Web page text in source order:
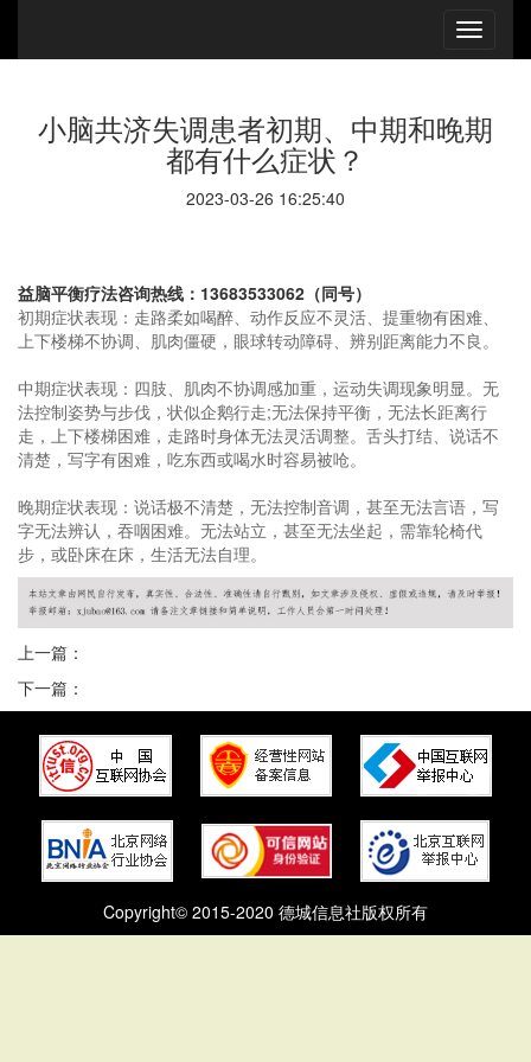
小脑共济失调患者初期、中期和晚期
都有什么症状？
2023-03-26 16:25:40
益脑平衡疗法咨询热线：13683533062（同号）
初期症状表现：走路柔如喝醉、动作反应不灵活、提重物有困难、
上下楼梯不协调、肌肉僵硬，眼球转动障碍、辨别距离能力不良。
中期症状表现：四肢、肌肉不协调感加重，运动失调现象明显。无
法控制姿势与步伐，状似企鹅行走;无法保持平衡，无法长距离行
走，上下楼梯困难，走路时身体无法灵活调整。舌头打结、说话不
清楚，写字有困难，吃东西或喝水时容易被呛。
晚期症状表现：说话极不清楚，无法控制音调，甚至无法言语，写
字无法辨认，吞咽困难。无法站立，甚至无法坐起，需靠轮椅代
步，或卧床在床，生活无法自理。
上一篇：
下一篇：
Copyright© 2015-2020 德城信息社版权所有